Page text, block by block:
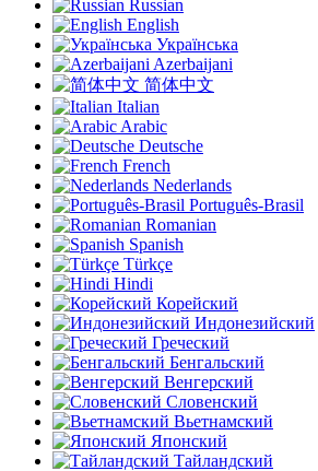
Russian
English
Українська
Azerbaijani
简体中文
Italian
Arabic
Deutsche
French
Nederlands
Português-Brasil
Romanian
Spanish
Türkçe
Hindi
Корейский
Индонезийский
Греческий
Бенгальский
Венгерский
Словенский
Вьетнамский
Японский
Тайландский